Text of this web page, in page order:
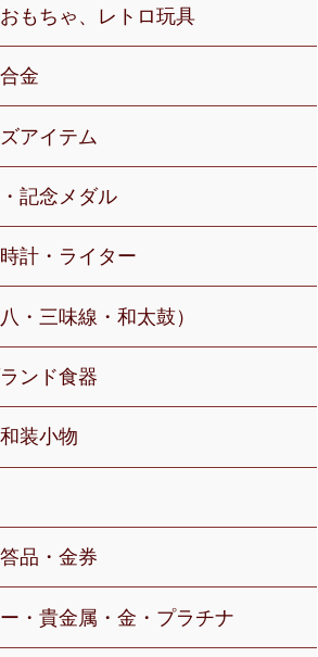
もちゃ、レトロ玩具
金
アイテム
記念メダル
計・ライター
・三味線・和太鼓）
ンド食器
装小物
品・金券
・貴金属・金・プラチナ